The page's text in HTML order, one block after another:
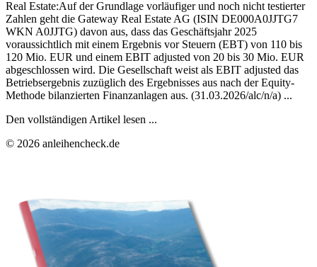
Real Estate:Auf der Grundlage vorläufiger und noch nicht testierter
Zahlen geht die Gateway Real Estate AG (ISIN DE000A0JJTG7
WKN A0JJTG) davon aus, dass das Geschäftsjahr 2025
voraussichtlich mit einem Ergebnis vor Steuern (EBT) von 110 bis
120 Mio. EUR und einem EBIT adjusted von 20 bis 30 Mio. EUR
abgeschlossen wird. Die Gesellschaft weist als EBIT adjusted das
Betriebsergebnis zuzüglich des Ergebnisses aus nach der Equity-
Methode bilanzierten Finanzanlagen aus. (31.03.2026/alc/n/a) ...
Den vollständigen Artikel lesen ...
© 2026 anleihencheck.de